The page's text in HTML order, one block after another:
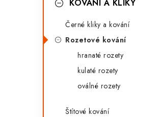
í
p
KOVÁNÍ A KLIKY
Černé kliky a kování
Rozetové kování
hranaté rozety
kulaté rozety
oválné rozety
Štítové kování